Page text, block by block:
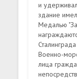
и
здание
Медалью
Военно-
лица